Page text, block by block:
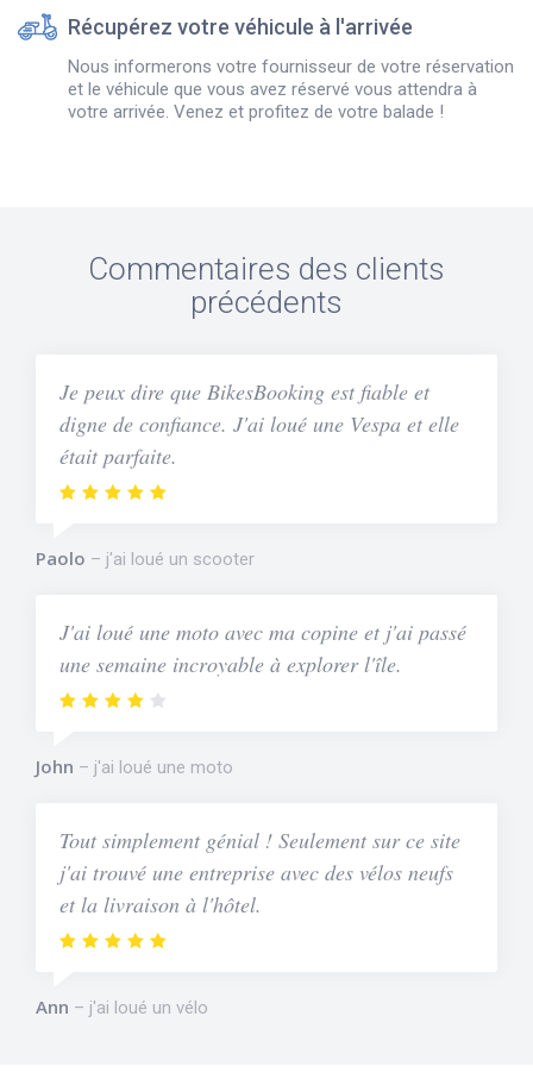
Récupérez votre véhicule à l'arrivée
Nous informerons votre fournisseur de votre réservation
et le véhicule que vous avez réservé vous attendra à
votre arrivée. Venez et profitez de votre balade !
Commentaires des clients
précédents
Je peux dire que BikesBooking est fiable et
digne de confiance. J'ai loué une Vespa et elle
était parfaite.
Paolo j'ai loué un scooter
J'ai loué une moto avec ma copine et j'ai passé
une semaine incroyable à explorer l'île.
John j'ai loué une moto
Tout simplement génial ! Seulement sur ce site
j'ai trouvé une entreprise avec des vélos neufs
et la livraison à l'hôtel.
Ann j'ai loué un vélo